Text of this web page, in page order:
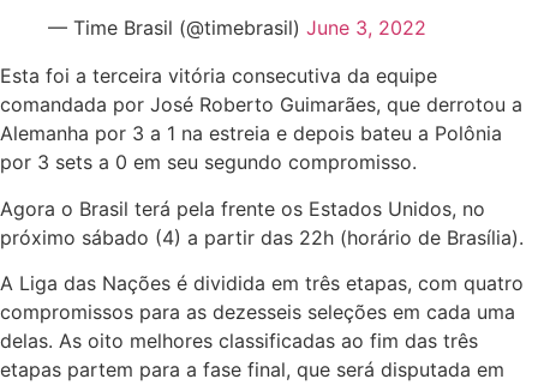
— Time Brasil (@timebrasil) June 3, 2022
Esta foi a terceira vitória consecutiva da equipe
comandada por José Roberto Guimarães, que derrotou a
Alemanha por 3 a 1 na estreia e depois bateu a Polônia
por 3 sets a 0 em seu segundo compromisso.
Agora o Brasil terá pela frente os Estados Unidos, no
próximo sábado (4) a partir das 22h (horário de Brasília).
A Liga das Nações é dividida em três etapas, com quatro
compromissos para as dezesseis seleções em cada uma
delas. As oito melhores classificadas ao fim das três
etapas partem para a fase final, que será disputada em